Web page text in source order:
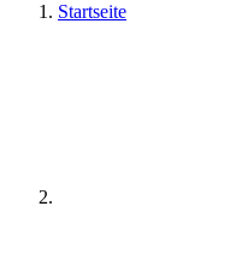
Startseite